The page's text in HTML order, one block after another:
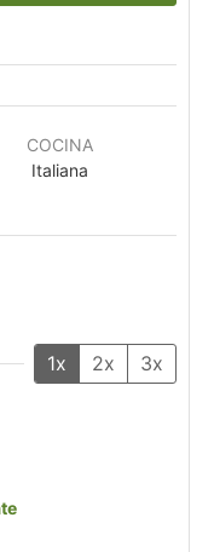
COCINA
Italiana
1x 2x 3x